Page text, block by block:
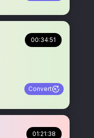
00:34:51
Convert
01:21:38